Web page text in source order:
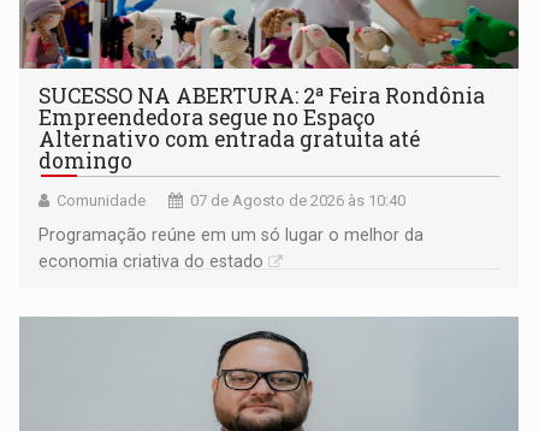
SUCESSO NA ABERTURA: 2ª Feira Rondônia
Empreendedora segue no Espaço
Alternativo com entrada gratuita até
domingo
Comunidade 07 de Agosto de 2026 às 10:40
Programação reúne em um só lugar o melhor da
economia criativa do estado